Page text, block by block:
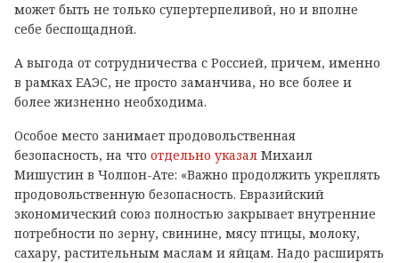
может быть не только супертерпеливой, но и вполне
себе беспощадной.
А выгода от сотрудничества с Россией, причем, именно
в рамках ЕАЭС, не просто заманчива, но все более и
более жизненно необходима.
Особое место занимает продовольственная
безопасность, на что отдельно указал Михаил
Мишустин в Чолпон-Ате: «Важно продолжить укреплять
продовольственную безопасность. Евразийский
экономический союз полностью закрывает внутренние
потребности по зерну, свинине, мясу птицы, молоку,
сахару, растительным маслам и яйцам. Надо расширять